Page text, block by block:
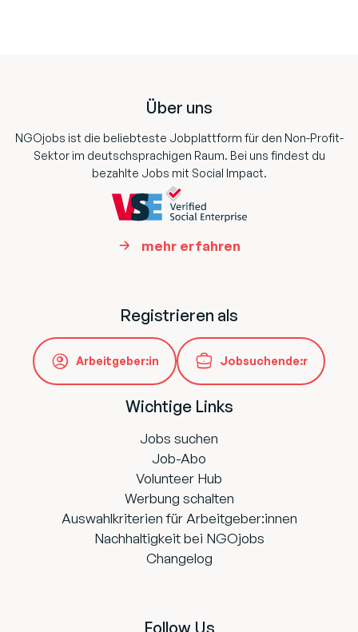
Über uns
NGOjobs ist die beliebteste Jobplattform für den Non-Profit-
Sektor im deutschsprachigen Raum. Bei uns findest du
bezahlte Jobs mit Social Impact.
mehr erfahren
Registrieren als
Arbeitgeber:in Jobsuchende:r
Wichtige Links
Jobs suchen
Job-Abo
Volunteer Hub
Werbung schalten
Auswahlkriterien für Arbeitgeber:innen
Nachhaltigkeit bei NGOjobs
Changelog
Follow Us